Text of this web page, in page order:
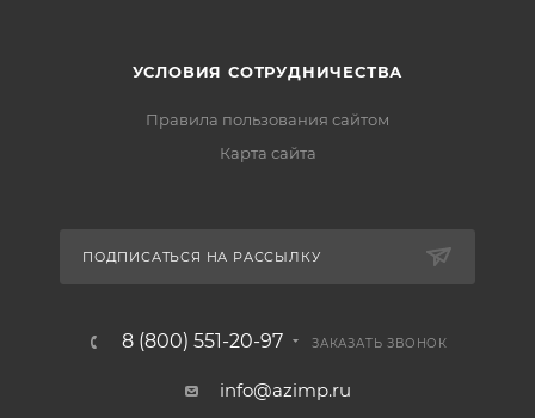
УСЛОВИЯ СОТРУДНИЧЕСТВА
Правила пользования сайтом
Карта сайта
ПОДПИСАТЬСЯ НА РАССЫЛКУ
8 (800) 551-20-97 ЗАКАЗАТЬ ЗВОНОК
info@azimp.ru